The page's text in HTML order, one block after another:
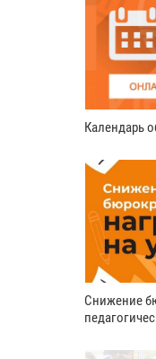
Календарь
Снижение